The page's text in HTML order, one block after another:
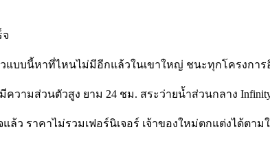
จ
วแบบนี้หาที่ไหนไม่มีอีกแล้วในเขาใหญ่ ชนะทุกโครงกา
วามส่วนตัวสูง ยาม 24 ชม. สระว่ายน้ำส่วนกลาง
ล้ว ราคาไม่รวมเฟอร์นิเจอร์ เจ้าของใหม่ตกแต่งได้ตาม